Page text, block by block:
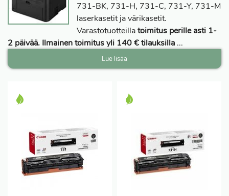
731-BK, 731-H, 731-C, 731-Y, 731-M
laserkasetit ja värikasetit.
Varastotuotteillatoimitus perille asti 1-
2 päivää. Ilmainen toimitus yli 140 € tilauksilla ...
Lue lisää